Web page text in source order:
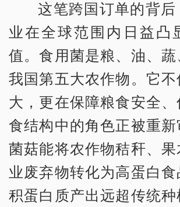
这笔跨国订单的背
业在全球范围内日益凸
值。食用菌是粮、油、
我国第五大农作物。它
大，更在保障粮食安全
食结构中的角色正被重新
菌菇能将农作物秸秆、
业废弃物转化为高蛋白
积蛋白质产出远超传统种